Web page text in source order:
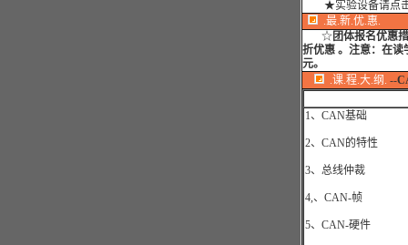
★实验设备请点
.最.新.优.惠.
☆ 团体报名优惠
折优惠 。注意：在读
元。
.课.程.大.纲. --
1、CAN基础
2、CAN的特性
3、总线仲裁
4,、CAN-帧
5、CAN-硬件